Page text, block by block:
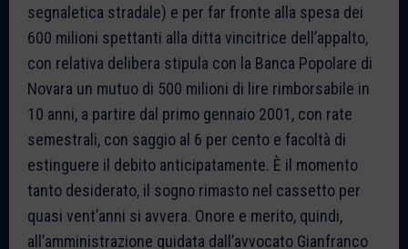
segnaletica stradale) e per far fronte alla spesa dei
600 milioni spettanti alla ditta vincitrice dell’appalto,
con relativa delibera stipula con la Banca Popolare di
Novara un mutuo di 500 milioni di lire rimborsabile in
10 anni, a partire dal primo gennaio 2001, con rate
semestrali, con saggio al 6 per cento e facoltà di
estinguere il debito anticipatamente. È il momento
tanto desiderato, il sogno rimasto nel cassetto per
quasi vent’anni si avvera. Onore e merito, quindi,
all’amministrazione guidata dall’avvocato Gianfranco